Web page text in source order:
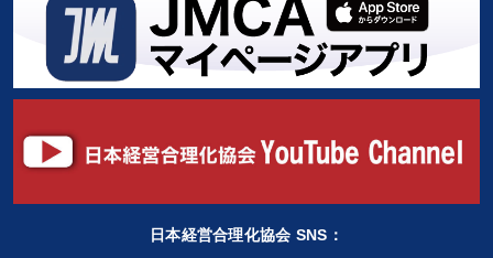
日本経営合理化協会 SNS：